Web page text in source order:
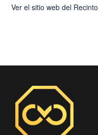
Ver el sitio web del Recinto